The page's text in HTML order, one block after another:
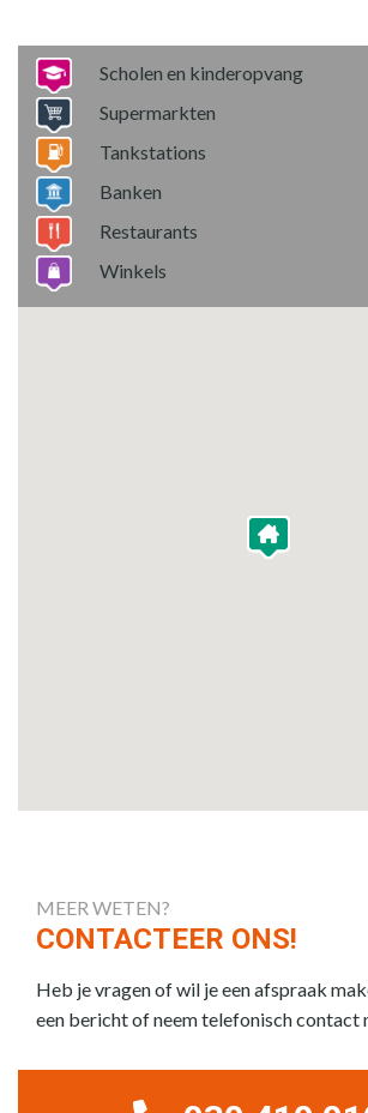
Scholen en kinderopvang
Supermarkten
Tankstations
Banken
Restaurants
Winkels
MEER WETEN?
CONTACTEER ONS!
Heb je vragen of wil je een afspraak
een bericht of neem telefonisch contact